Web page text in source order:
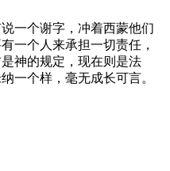
一个谢字，冲着西蒙他们
一个人来承担一切责任，
神的规定，现在则是法
一个样，毫无成长可言。